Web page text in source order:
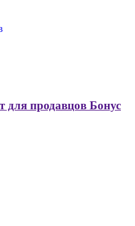
продавцов Бонус